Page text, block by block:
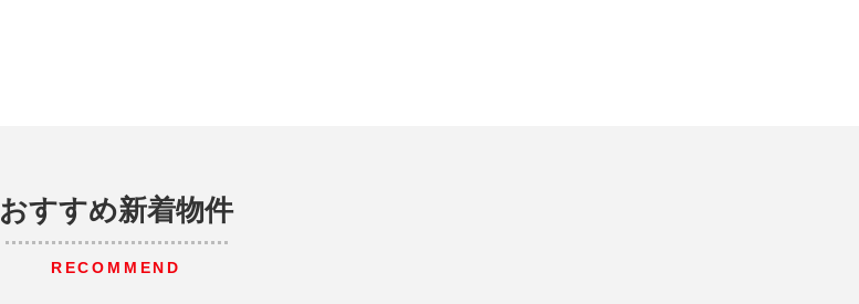
おすすめ新着物件
RECOMMEND